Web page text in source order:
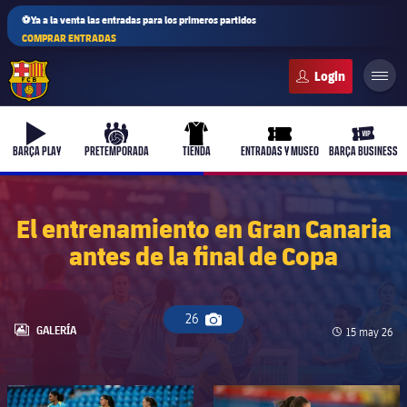
⚽Ya a la venta las entradas para los primeros partidos
COMPRAR ENTRADAS
b-play
BARÇA PLAY
culers-ball
PRETEMPORADA
uniform
TIENDA
ticket-full
ENTRADAS Y MUSEO
ticket-
BARÇA BUSINESS
El entrenamiento en Gran Canaria
antes de la final de Copa
26
Icono de cámara
LABEL.ARIA.GALLERY
GALERÍA Fecha de
15 may 26
FC Barcelona club badge FC Barcelona club badge